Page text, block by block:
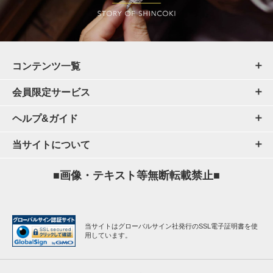
コンテンツ一覧
会員限定サービス
ヘルプ&ガイド
当サイトについて
■画像・テキスト等無断転載禁止■
当サイトはグローバルサイン社発行のSSL電子証明書を使
用しています。